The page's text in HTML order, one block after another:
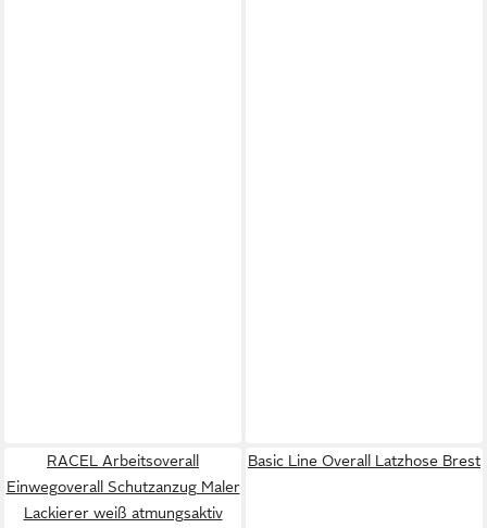
RACEL Arbeitsoverall
Einwegoverall Schutzanzug Maler
Lackierer weiß atmungsaktiv
Basic Line Overall Latzhose Brest